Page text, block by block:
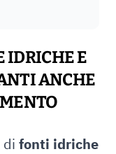
IDRICHE E
ANCHE
di fonti idriche